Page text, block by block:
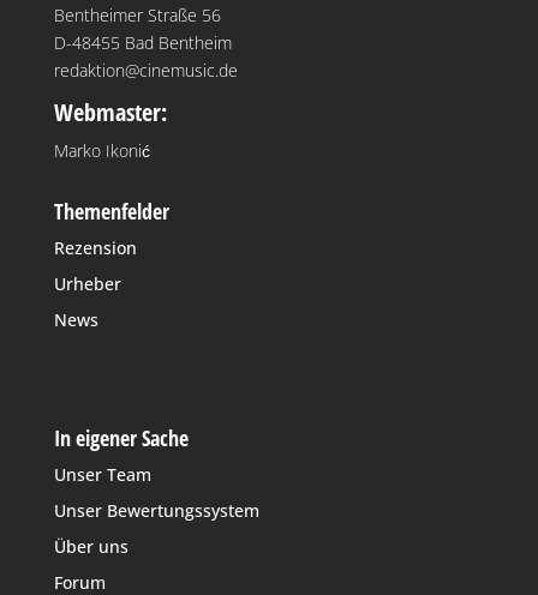
Bentheimer Straße 56
D-48455 Bad Bentheim
redaktion@cinemusic.de
Webmaster:
Marko Ikonić
Themenfelder
Rezension
Urheber
News
In eigener Sache
Unser Team
Unser Bewertungssystem
Über uns
Forum